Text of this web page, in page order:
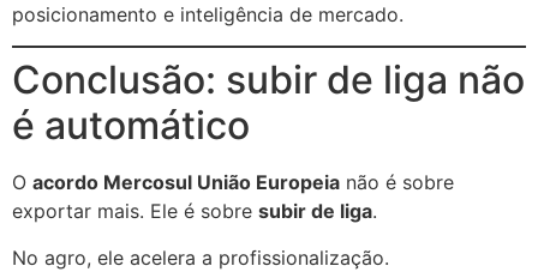
posicionamento e inteligência de mercado.
Conclusão: subir de liga não
é automático
O acordo Mercosul União Europeia não é sobre
exportar mais. Ele é sobre subir de liga.
No agro, ele acelera a profissionalização.